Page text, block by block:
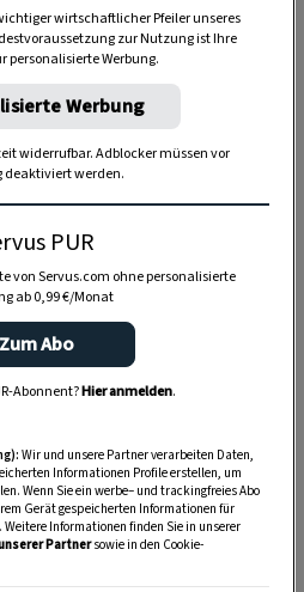
Anzeige
wirtschaftlicher Pfeiler unseres
zur Nutzung ist Ihre
personalisierte Werbung.
Werbung
widerrufbar. Adblocker müssen vor
deaktiviert werden.
PUR
von Servus.com ohne personalisierte
ab 0,99 €/Monat
Zum Abo
Abonnent?Hier anmelden.
Wir und unsere Partner verarbeiten Daten,
Informationen Profile erstellen, um
Wenn Sie ein werbe– und trackingfreies Abo
Gerät gespeicherten Informationen für
Informationen finden Sie in unserer
Partnersowie in den Cookie-